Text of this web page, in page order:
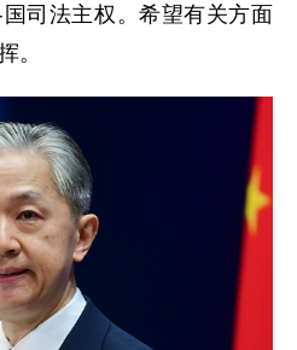
司法主权。希望有关方面
。